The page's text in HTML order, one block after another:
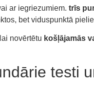
ar iegriezumiem. trīs
bet viduspunktā
novērtētu košļājamās
testi